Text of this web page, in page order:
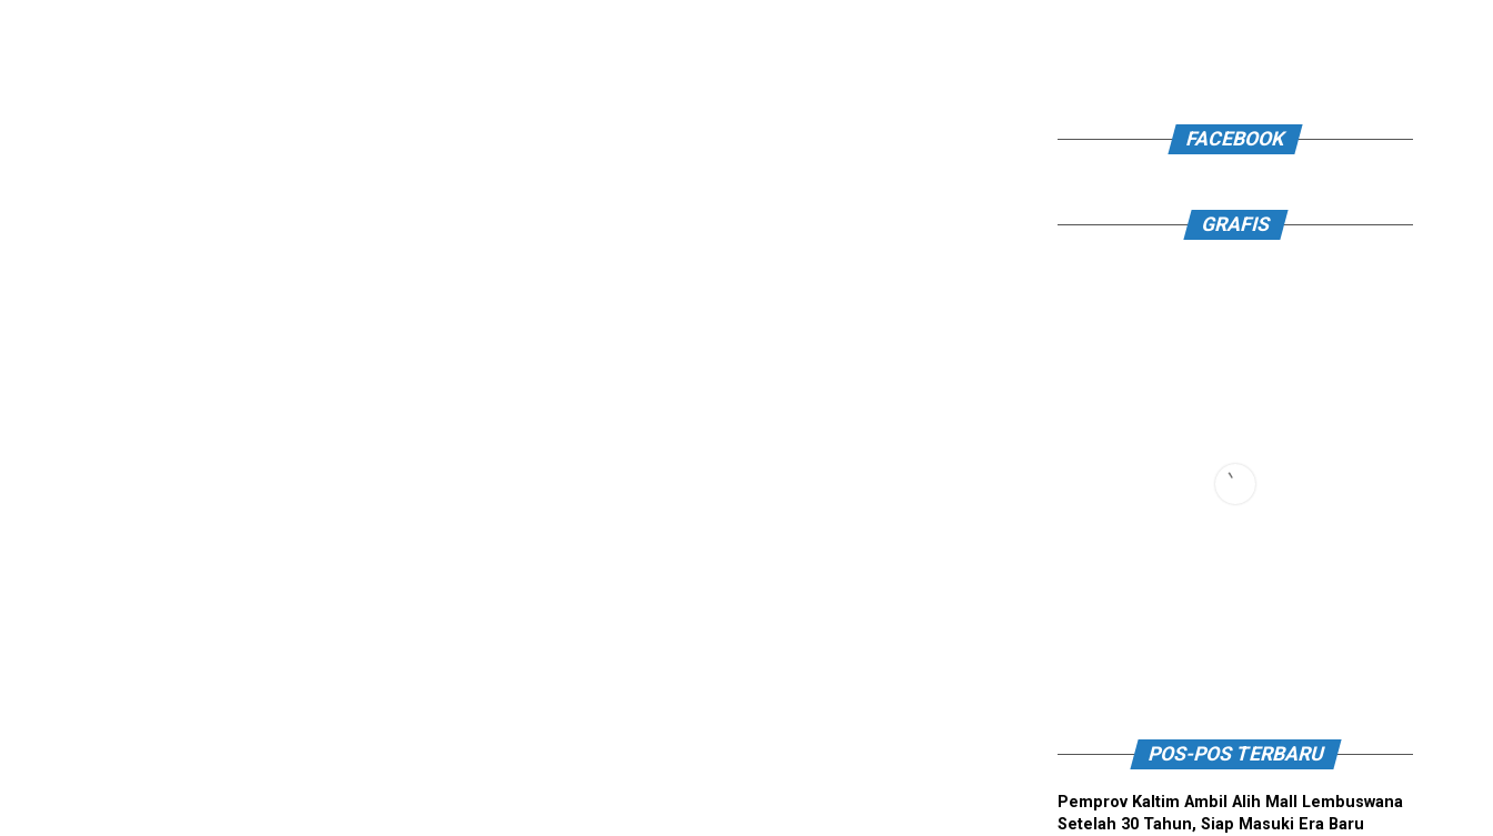
FACEBOOK
GRAFIS
POS-POS TERBARU
Pemprov Kaltim Ambil Alih Mall Lembuswana
Setelah 30 Tahun, Siap Masuki Era Baru